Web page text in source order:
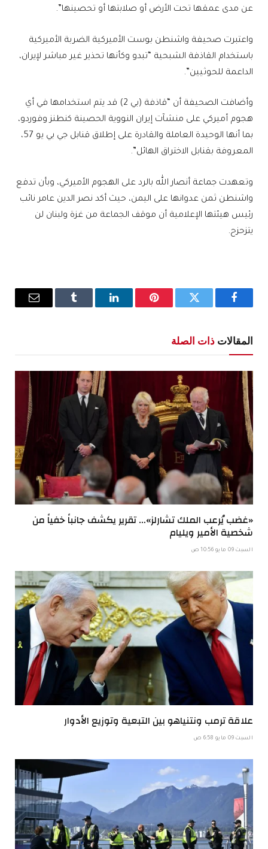
عن مدى عمقها تحت الأرض أو صلابتها أو تحصينها”.
واعتبرت صحيفة واشنطن بوست الأميركية الضربة الأميركية
باستخدام القاذفة الشبحية “تبدو وكأنها تحذير غير مباشر لإيران،
الداعمة للحوثيين”.
وأضافت الصحيفة أن “قاذفة (بي 2) قد يتم استخدامها في أي
هجوم أميركي على منشآت إيران النووية الحصينة كنطنز وفوردو،
بما أنها الوحيدة العاملة والقادرة على إطلاق قنابل جي بي يو 57،
المعروفة بقنابل الاختراق الهائل”.
وتعهدت جماعة أنصار الله بالرد على الهجوم الأميركي، وبأن تدفع
واشنطن ثمن عدوانها على اليمن، حيث أكد نصر الدين عامر نائب
رئيس هيئتها الإعلامية أن موقف الجماعة من غزة ولبنان لن
يتزحزح.
فيسبوك تويتر بينتيريستلينكدإن Tumblr
البريد
المقالات ذات الصلة
«غضب يُرعب الملك تشارلز»… تقرير يكشف جانباً خفياً من
شخصية الأمير ويليام
السبت 09 مايو 10:56 ص
علاقة ترمب ونتنياهو بين التبعية وتوزيع الأدوار
السبت 09 مايو 6:58 ص